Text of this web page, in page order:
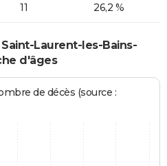
11 26,2 %
Laurent-les-Bains-
d'âges
de décès (source :